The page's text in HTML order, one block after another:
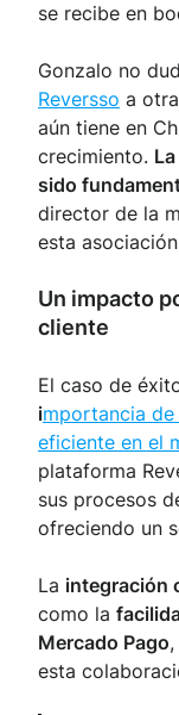
se recibe en
Gonzalo no
Reversso a
aún tiene en
crecimiento.
sido
director de la
esta
Un impacto
cliente
El caso de
importancia
eficiente en el
plataforma
sus procesos
ofreciendo un
La integración
como la
Mercado Pago
esta